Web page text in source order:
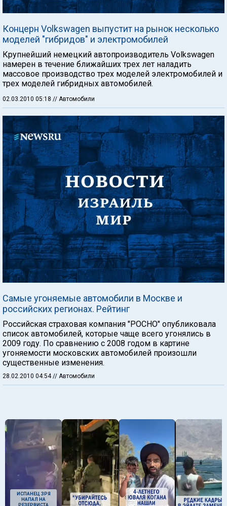
Концерн Volkswagen выпустит на рынок несколько
моделей "гибридов" и электромобилей
Крупнейший немецкий автопроизводитель Volkswagen
намерен в течение ближайших трех лет наладить
массовое производство трех моделей электромобилей и
трех моделей гибридных автомобилей.
02.03.2010 05:18 // Автомобили
Самые угоняемые автомобили в Москве и
российских регионах. Рейтинг
Российская страховая компания "РОСНО" опубликовала
список автомобилей, которые чаще всего угонялись в
2009 году. По сравнению с 2008 годом в картине
угоняемости московских автомобилей произошли
существенные изменения.
28.02.2010 04:54 // Автомобили
ИСПАНЕЦ ЗРЯ
НАПАЛ НА
РЕЗЕРВИСТА